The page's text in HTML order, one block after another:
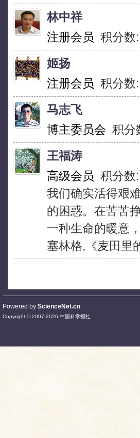
林中祥
注册会员 积分数
姬扬
注册会员 积分数
马志飞
博主委员会 积分
王福涛
高级会员 积分数
我们确实活得艰
的困惑。在苦苦
一种生命的暖意
塞林格,《麦田里
Powered by ScienceNet.cn
Copyright © 2007-2026 中国科学报社